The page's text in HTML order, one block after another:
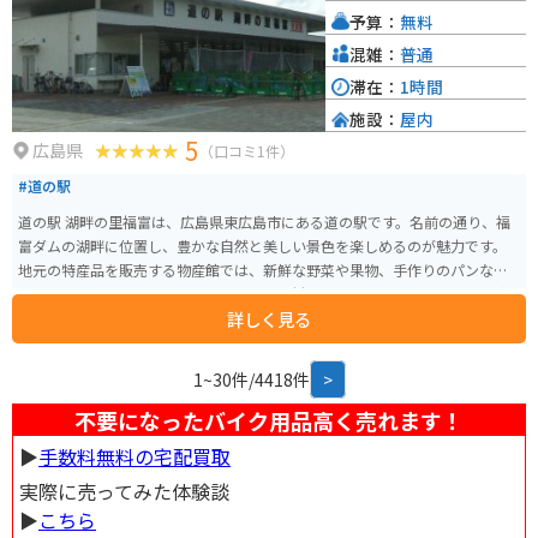
広島県 5 （口コミ1件）
#道の駅
道の駅 湖畔の里福富は、広島県東広島市にある道の駅です。名前の通り、福
富ダムの湖畔に位置し、豊かな自然と美しい景色を楽しめるのが魅力です。
地元の特産品を販売する物産館では、新鮮な野菜や果物、手作りのパンなど
が人気です。レストランでは、地元産の食材を使った料理が味わえます。ダム
湖を眺めながら食事ができるテラス席もおすすめです。 また、レンタサイク
ルの貸し出しもあり、サイクリングを楽しむこともできます。周辺には、福
富ダムのダム湖百選にも選ばれた美しい景色が広がっており、サイクリング
に最適なコースもあります。バイクで訪れた際は、駐車場も広々としている
ので安心です。道の駅 湖畔の里福富は、自然を満喫したい方、地元グルメを
味わいたい方、サイクリングを楽しみたい方など、様々な方に楽しんでいた
だける道の駅です。
詳しく見る
予算： 無料
混雑： 普通
滞在： 1時間
施設： 屋内
1~30件/4418件 >
不要になったバイク用品高く売れます！
▶︎手数料無料の宅配買取
実際に売ってみた体験談
▶︎こちら